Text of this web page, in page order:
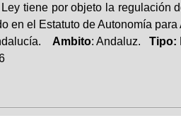
Ley tiene por objeto la regulación
en el Estatuto de Autonomía para
Ambito: Andaluz. Tipo: